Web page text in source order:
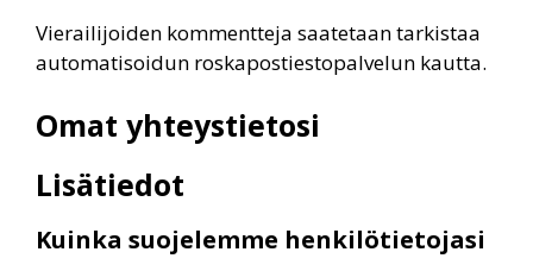
Vierailijoiden kommentteja saatetaan tarkistaa
automatisoidun roskapostiestopalvelun kautta.
Omat yhteystietosi
Lisätiedot
Kuinka suojelemme henkilötietojasi